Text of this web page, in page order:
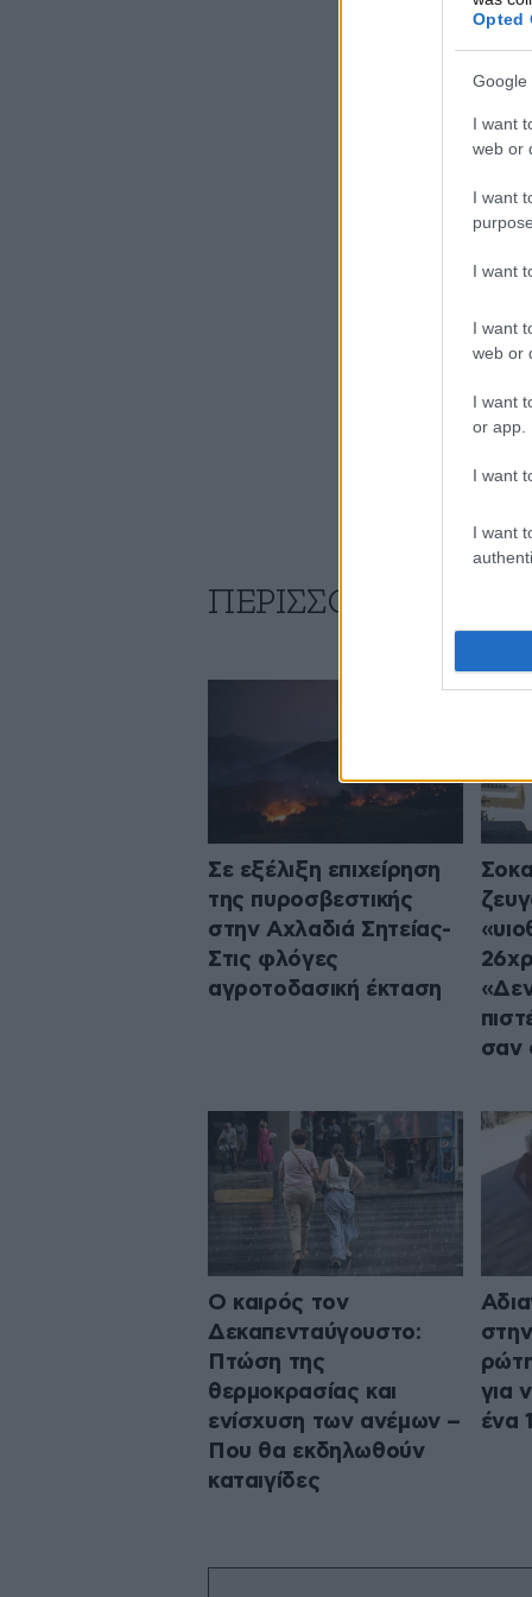
Opted
Google
I want
web or
I want
I want
I want
web or
I want
or app.
I want
I want
ΠΕΡΙΣΣΟΤΕΡΑ ΑΠΟ
Σε εξέλιξη επιχείρηση
της πυροσβεστικής
στην Αχλαδιά Σητείας-
Στις φλόγες
αγροτοδασική έκταση
σαν
Ο καιρός τον
Δεκαπενταύγουστο:
Πτώση της
θερμοκρασίας και
ενίσχυση των ανέμων –
Που θα εκδηλωθούν
καταιγίδες
για
ένα